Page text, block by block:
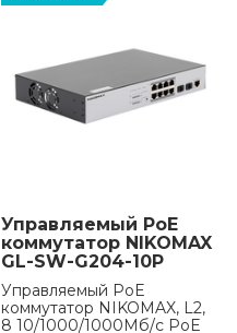
Управляемый PoE
коммутатор NIKOMAX
GL-SW-G204-10P
Управляемый PoE
коммутатор NIKOMAX, L2,
8 10/1000/1000Мб/с PoE